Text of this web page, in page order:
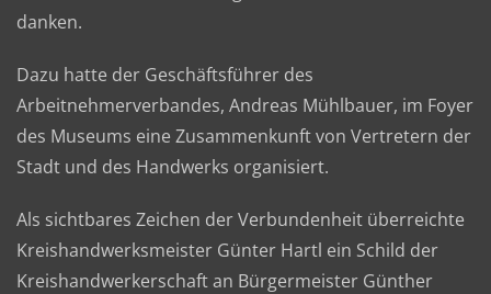
danken.
Dazu hatte der Geschäftsführer des
Arbeitnehmerverbandes, Andreas Mühlbauer, im Foyer
des Museums eine Zusammenkunft von Vertretern der
Stadt und des Handwerks organisiert.
Als sichtbares Zeichen der Verbundenheit überreichte
Kreishandwerksmeister Günter Hartl ein Schild der
Kreishandwerkerschaft an Bürgermeister Günther